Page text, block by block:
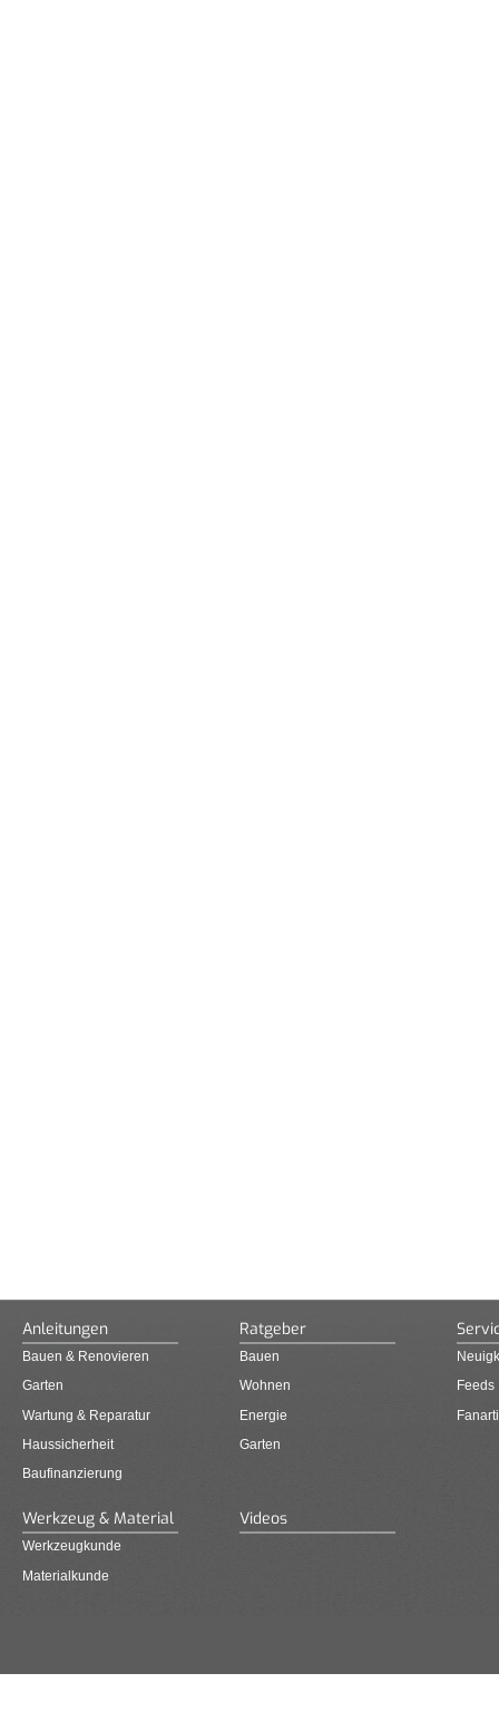
Anleitungen
Bauen & Renovieren
Garten
Wartung & Reparatur
Haussicherheit
Baufinanzierung
Ratgeber
Bauen
Wohnen
Energie
Garten
Feeds
Werkzeug & Material
Werkzeugkunde
Materialkunde
Videos